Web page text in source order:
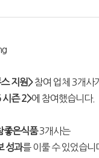
지원>참여 업체 3개사
시즌 2>에 참여했습니다.
좋은식품3개사는
성과를 이룰 수 있었습니